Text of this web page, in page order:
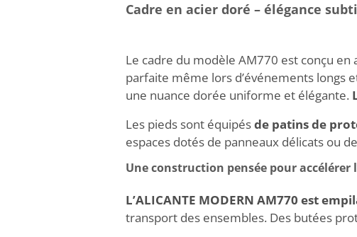
Cadre en acier doré – élégance
Le cadre du modèle AM770 est conçu
parfaite même lors d’événements longs
une nuance dorée uniforme et élégante.
Les pieds sont équipésde patins de
espaces dotés de panneaux délicats ou
Une construction pensée pour
L’ALICANTE MODERN AM770 est
transport des ensembles. Des butées